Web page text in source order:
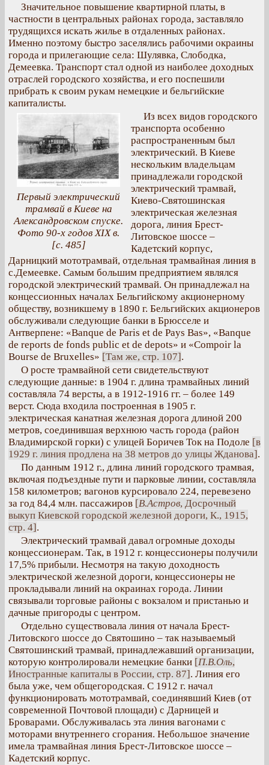
Значительное повышение квартирной платы, в
частности в центральных районах города, заставляло
трудящихся искать жилье в отдаленных районах.
Именно поэтому быстро заселялись рабочими окраины
города и прилегающие села: Шулявка, Слободка,
Демеевка. Транспорт стал одной из наиболее доходных
отраслей городского хозяйства, и его поспешили
прибрать к своим рукам немецкие и бельгийские
капиталисты.
Первый электрический
трамвай в Киеве на
Александровском спуске.
Фото 90-х годов XIX в.
[с. 485]
Из всех видов городского
транспорта особенно
распространенным был
электрический. В Киеве
нескольким владельцам
принадлежали городской
электрический трамвай,
Киево-Святошинская
электрическая железная
дорога, линия Брест-
Литовское шоссе –
Кадетский корпус,
Дарницкий мототрамвай, отдельная трамвайная линия в
с.Демеевке. Самым большим предприятием являлся
городской электрический трамвай. Он принадлежал на
концессионных началах Бельгийскому акционерному
обществу, возникшему в 1890 г. Бельгийских акционеров
обслуживали следующие банки в Брюсселе и
Антверпене: «Banque de Paris et de Pays Bas», «Banque
de reports de fonds public et de depots» и «Compoir la
Bourse de Bruxelles» [Там же, стр. 107].
О росте трамвайной сети свидетельствуют
следующие данные: в 1904 г. длина трамвайных линий
составляла 74 версты, а в 1912-1916 гг. – более 149
верст. Сюда входила построенная в 1905 г.
электрическая канатная железная дорога длиной 200
метров, соединившая верхнюю часть города (район
Владимирской горки) с улицей Боричев Ток на Подоле [в
1929 г. линия продлена на 38 метров до улицы Жданова].
По данным 1912 г., длина линий городского трамвая,
включая подъездные пути и парковые линии, составляла
158 километров; вагонов курсировало 224, перевезено
за год 84,4 млн. пассажиров [В.Астров, Досрочный
выкуп Киевской городской железной дороги, К., 1915,
стр. 4].
Электрический трамвай давал огромные доходы
концессионерам. Так, в 1912 г. концессионеры получили
17,5% прибыли. Несмотря на такую доходность
электрической железной дороги, концессионеры не
прокладывали линий на окраинах города. Линии
связывали торговые районы с вокзалом и пристанью и
дачные пригороды с центром.
Отдельно существовала линия от начала Брест-
Литовского шоссе до Святошино – так называемый
Святошинский трамвай, принадлежавший организации,
которую контролировали немецкие банки [П.В.Оль,
Иностранные капиталы в России, стр. 87]. Линия его
была уже, чем общегородская. С 1912 г. начал
функционировать мототрамвай, соединявший Киев (от
современной Почтовой площади) с Дарницей и
Броварами. Обслуживалась эта линия вагонами с
моторами внутреннего сгорания. Небольшое значение
имела трамвайная линия Брест-Литовское шоссе –
Кадетский корпус.